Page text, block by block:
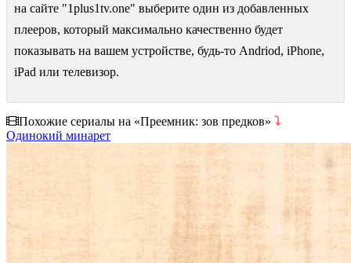
на сайте "1plus1tv.one" выберите один из добавленных
плееров, который максимально качественно будет
показывать на вашем устройстве, будь-то Andriod, iPhone,
iPad или телевизор.
Похожие сериалы на «Преемник: зов предков» ⤵
Одинокий минарет